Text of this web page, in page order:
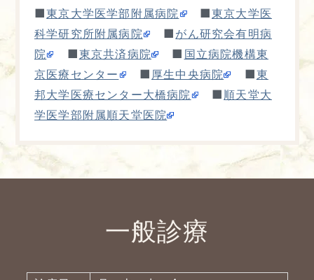
■東京大学医学部附属病院 ■東京大学医
科学研究所附属病院
■ がん研究会有明病
院
■東京共済病院 ■ 国立病院機構東
京医療センター
■ 厚生中央病院 ■東
邦大学医療センター大橋病院
■ 順天堂大
学医学部附属順天堂医院
一般診療